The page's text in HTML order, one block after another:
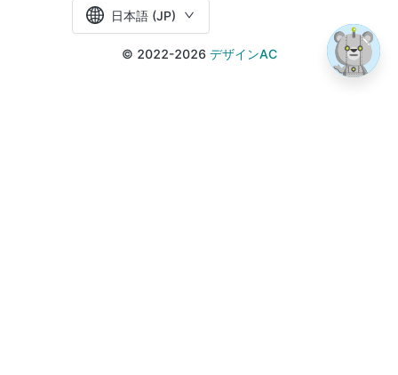
日本語 (JP)
© 2022-2026 デザインAC